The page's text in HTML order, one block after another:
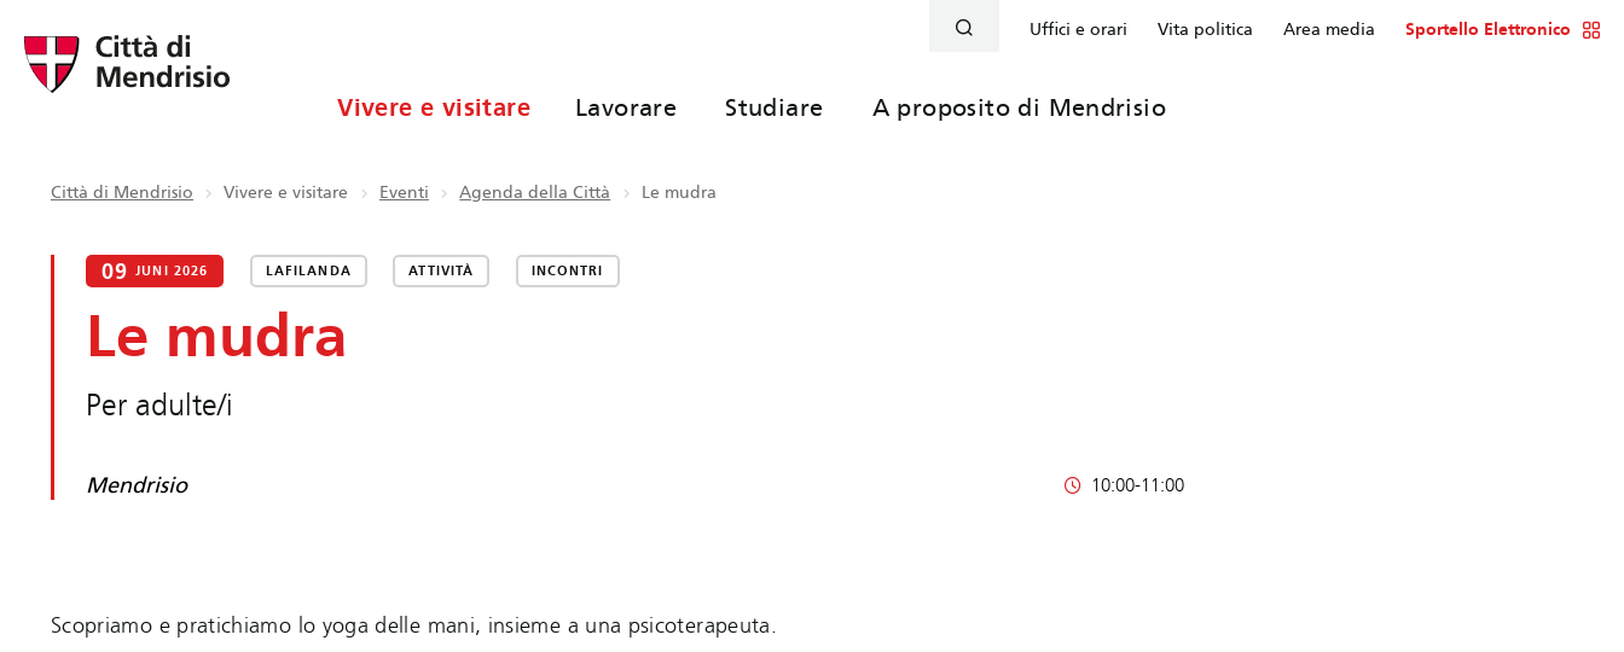
Uffici e orari Vita politica Area media Sportello Elettronico
Vivere e visitare Lavorare Studiare A proposito di Mendrisio
Città di Mendrisio Vivere e visitare Eventi Agenda della Città Le mudra
09 JUNI 2026 LAFILANDA ATTIVITÀ INCONTRI
Le mudra
Per adulte/i
Mendrisio 10:00-11:00
Scopriamo e pratichiamo lo yoga delle mani, insieme a una psicoterapeuta.